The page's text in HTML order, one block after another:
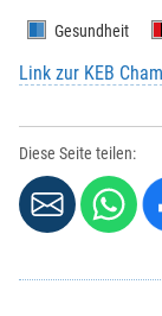
Gesundheit
Link zur KEB Cham
Diese Seite teilen: